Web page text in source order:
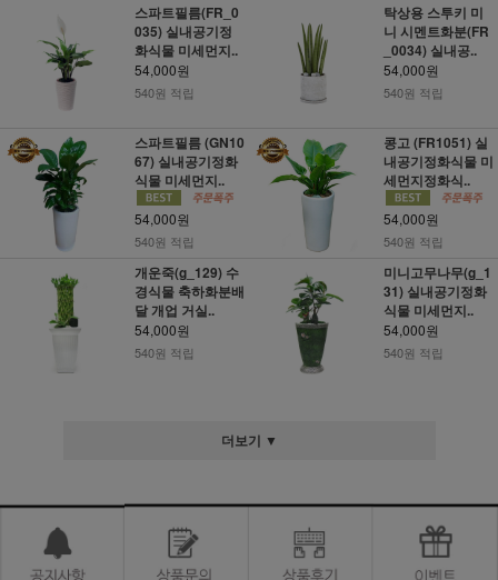
스파트필름(FR_0
035) 실내공기정
화식물 미세먼지..
54,000원
540원 적립
탁상용 스투키 미
니 시멘트화분(FR
_0034) 실내공..
54,000원
540원 적립
스파트필름 (GN10
67) 실내공기정화
식물 미세먼지..
54,000원
540원 적립
콩고 (FR1051) 실
내공기정화식물 미
세먼지정화식..
54,000원
540원 적립
개운죽(g_129) 수
경식물 축하화분배
달 개업 거실..
54,000원
540원 적립
미니고무나무(g_1
31) 실내공기정화
식물 미세먼지..
54,000원
540원 적립
더보기 ▼